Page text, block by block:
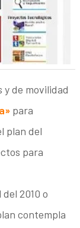
y de movilidad
para
plan del
para
2010 o
contempla